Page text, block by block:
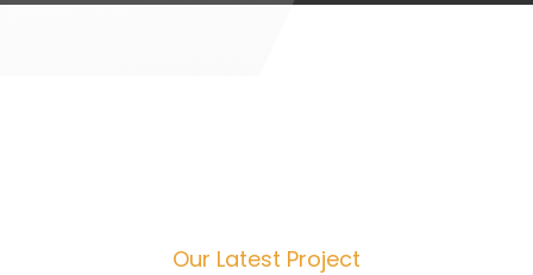
Our Latest Project